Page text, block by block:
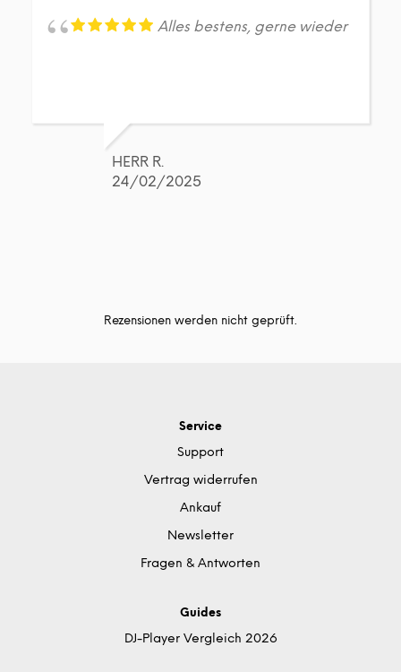
Alles bestens, gerne wieder
HERR R.
24/02/2025
Rezensionen werden nicht geprüft.
Service
Support
Vertrag widerrufen
Ankauf
Newsletter
Fragen & Antworten
Guides
DJ-Player Vergleich 2026